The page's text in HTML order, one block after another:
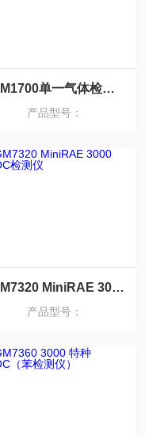
PGM1700单一气体检测仪
产品型号：
PGM7320 MiniRAE 3000 VOC检测仪
产品型号：